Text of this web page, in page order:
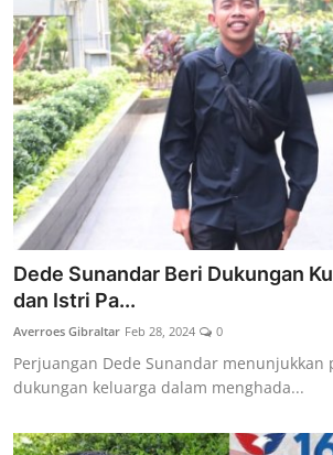
Dede Sunandar Beri Dukungan
dan Istri Pa...
Averroes Gibraltar Feb 28, 2024 0
Perjuangan Dede Sunandar menunjukkan
dukungan keluarga dalam menghada...